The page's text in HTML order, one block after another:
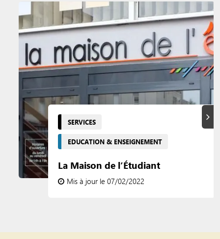
SERVICES
EDUCATION & ENSEIGNEMENT
La Maison de l’Étudiant
Mis à jour le 07/02/2022